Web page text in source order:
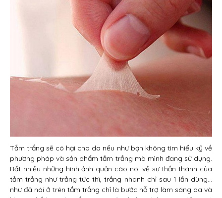
Tắm trắng sẽ có hại cho da nếu như bạn không tìm hiểu kỹ về
phương pháp và sản phẩm tắm trắng mà mình đang sử dụng.
Rất nhiều những hình ảnh quản cáo nói về sự thần thánh của
tắm trắng như trắng tức thì, trắng nhanh chỉ sau 1 lần dùng…
như đã nói ở trên tắm trắng chỉ là bước hỗ trợ làm sáng da và